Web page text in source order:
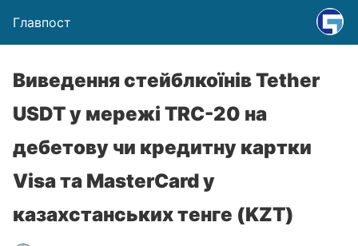
Главпост
Виведення стейблкоїнів Tether
USDT у мережі TRC-20 на
дебетову чи кредитну картки
Visa та MasterCard у
казахстанських тенге (KZT)